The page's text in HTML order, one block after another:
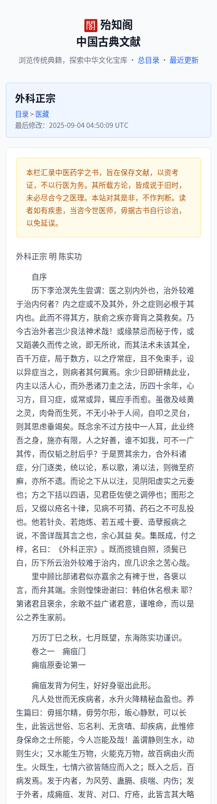
殆知阁
中国古典文献
浏览传统典籍， 探索中华文化宝库 · 总目录 · 最近更新
外科正宗
目录>医藏
最后修改： 2025-09-04 04:50:09 UTC
本栏汇录中医药学之书，旨在保存文献，以资考
证，不以行医为务。其所载方论，皆成说于旧时，
未必尽合今之医理。本站对其是非，不作判断。读
者如有疾患，当咨今世医师，毋据古书自行诊治，
以免延误。
外科正宗 明 陈实功
自序
历下李沧溟先生尝谓：医之别内外也，治外较难
于治内何者？内之症或不及其外，外之症则必根于其
内也。此而不得其方，肤俞之疾亦膏肓之莫救矣。乃
今古治外者岂少良法神术哉！或缘禁忌而秘于传，或
又蹈袭久而传之讹，即无所讹，而其法术未该其全，
百千万症，局于数方，以之疗常症，且不免束手，设
以异症当之，则病者其何冀焉。余少日即研精此业，
内主以活人心，而外悉诸刀圭之法，历四十余年，心
习方，目习症，或常或异，辄应手而愈。虽徼及岐黄
之灵，肉骨而生死，不无小补于人间，自叩之灵台，
则其思虑垂竭矣。既念余不过方技中一人耳，此业终
吾之身，施亦有限，人之好善，谁不如我，可不一广
其传，而仅韬之肘后乎？于是贾其余力，合外科诸
症，分门逐类，统以论，系以歌，淆以法，则微至疥
癣，亦所不遗。而论之下从以注，见阴阳虚实之元委
也；方之下括以四语，见君臣佐使之调停也；图形之
后，又缀以疮名十律，见病不可猜、药石之不可乱投
也。他若针灸、若炮炼、若五戒十要、造孽报病之
说，不啻详哉其言之也，余心其益 矣。集既成，付之
梓，名曰：《外科正宗》。既而揽镜自照，须鬓已
白，历下所云治外较难于治内，庶几识余之苦心哉。
里中顾比部诸君似亦嘉余之有裨于世，各褒以
言，而弁其端。余则惶悚逊谢曰：韩伯休名根未 耶？
第诸君且褒余，余敢不益广诸君意，谨唯命，而以是
公之养生家前。
万历丁巳之秋，七月既望，东海陈实功谨识。
卷之一 痈疽门
痈疽原委论第一
痈疽发背为何生，好好身驱出此形。
凡人处世而无疾病者，水升火降精秘血盈也。养
生篇曰：毋摇尔精，毋劳尔形，皈心静默，可以长
生，此皆远世俗、忘名利、无贪嗔、却疾病，此惟修
身保命之士所能，今人岂能及哉！盖谓静则生水，动
则生火；又水能生万物，火能克万物，故百病由火而
生。火既生，七情六欲皆随应而入之；既入之后，百
病发焉。发于内者，为风劳、蛊膈、痰喘、内伤；发
于外者，成痈疽、发背、对口、疔疮，此皆言其大略